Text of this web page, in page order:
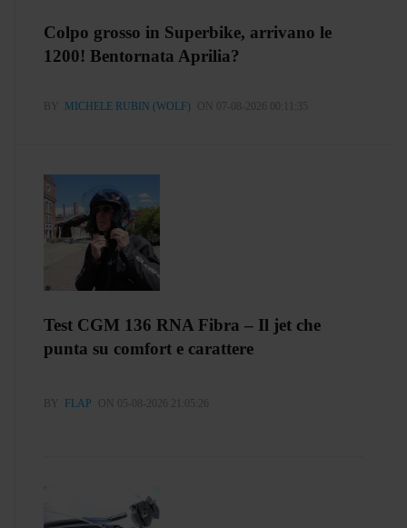
Colpo grosso in Superbike, arrivano le
1200! Bentornata Aprilia?
BY MICHELE RUBIN (WOLF) ON 07-08-2026 00:11:35
Test CGM 136 RNA Fibra – Il jet che
punta su comfort e carattere
BY FLAP ON 05-08-2026 21:05:26